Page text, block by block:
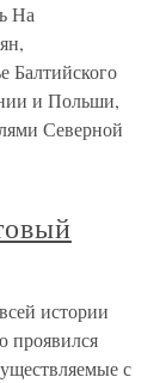
На
Балтийского
и Польши,
Северной
истории
проявился
с